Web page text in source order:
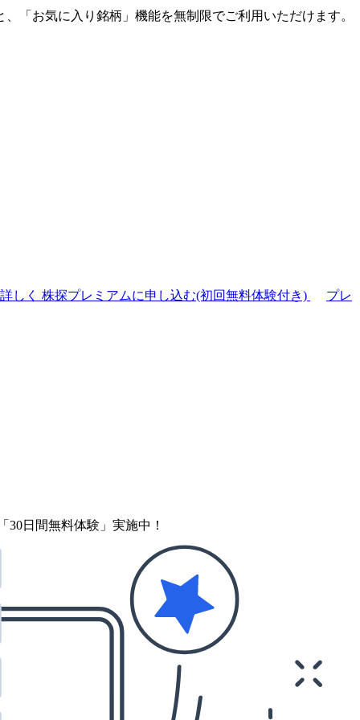
「お気に入り銘柄」機能を無制限でご利用いただけます。
しく 株探プレミアムに申し込む(初回無料体験付き)
プレ
日間無料体験」実施中！